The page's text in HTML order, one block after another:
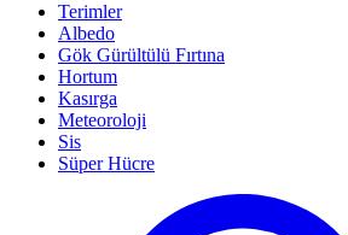
Terimler
Albedo
Gök Gürültülü Fırtına
Hortum
Kasırga
Meteoroloji
Sis
Süper Hücre